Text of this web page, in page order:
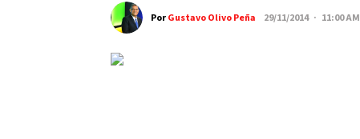
PorGustavo Olivo Peña 29/11/2014 · 11:00 AM